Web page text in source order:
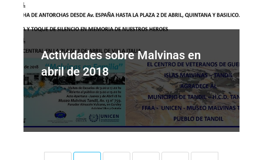
Actividades sobre Malvinas en
abril de 2018